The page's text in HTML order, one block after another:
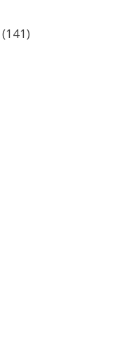
(141)